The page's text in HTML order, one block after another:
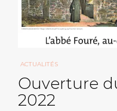
ACTUALITÉS
Ouverture
2022